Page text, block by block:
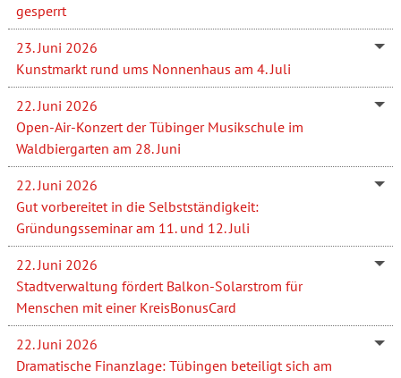
gesperrt
23. Juni 2026
Kunstmarkt rund ums Nonnenhaus am 4. Juli
22. Juni 2026
Open-Air-Konzert der Tübinger Musikschule im
Waldbiergarten am 28. Juni
22. Juni 2026
Gut vorbereitet in die Selbstständigkeit:
Gründungsseminar am 11. und 12. Juli
22. Juni 2026
Stadtverwaltung fördert Balkon-Solarstrom für
Menschen mit einer KreisBonusCard
22. Juni 2026
Dramatische Finanzlage: Tübingen beteiligt sich am